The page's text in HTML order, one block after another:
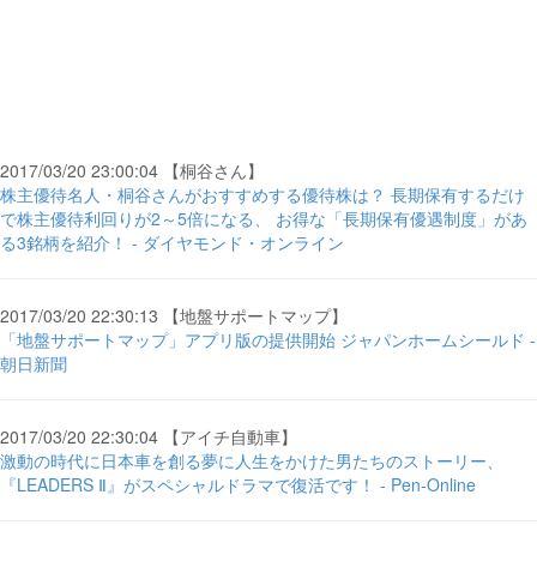
2017/03/20 23:00:04 【桐谷さん】
株主優待名人・桐谷さんがおすすめする優待株は？ 長期保有するだけ
で株主優待利回りが2～5倍になる、 お得な「長期保有優遇制度」があ
る3銘柄を紹介！ - ダイヤモンド・オンライン
2017/03/20 22:30:13 【地盤サポートマップ】
「地盤サポートマップ」アプリ版の提供開始 ジャパンホームシールド -
朝日新聞
2017/03/20 22:30:04 【アイチ自動車】
激動の時代に日本車を創る夢に人生をかけた男たちのストーリー、
『LEADERS Ⅱ』がスペシャルドラマで復活です！ - Pen-Online